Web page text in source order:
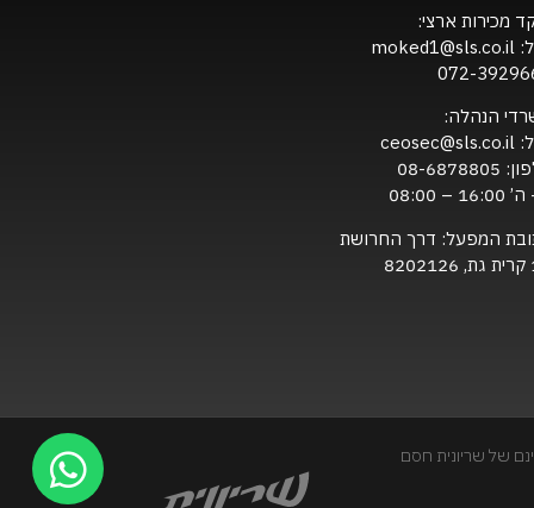
מכירות ארצי:
moked1@sls.co.il
072-
הנהלה:
ceosec@sls.co.il
08-6878805
– 08:00
המפעל: דרך החרושת
של שריונית חסם